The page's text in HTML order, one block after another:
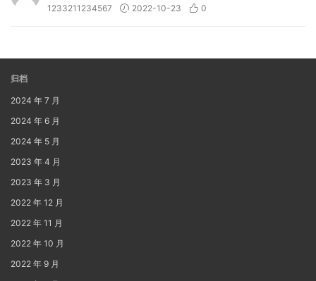
1233211234567 2022-10-23 0
归档
2024 年 7 月
2024 年 6 月
2024 年 5 月
2023 年 4 月
2023 年 3 月
2022 年 12 月
2022 年 11 月
2022 年 10 月
2022 年 9 月